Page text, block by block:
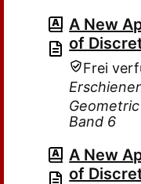
A New
of
Frei
Band 6
A New
of